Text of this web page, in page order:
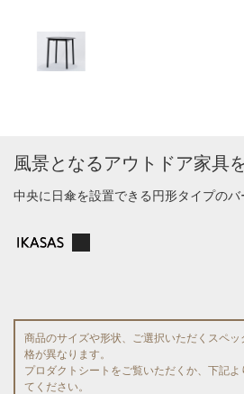
風景となるアウトドア家具
中央に日傘を設置できる円形タイプのバ
商品のサイズや形状、ご選択いただくスペ
格が異なります。
プロダクトシートをご覧いただくか、下記
てください。